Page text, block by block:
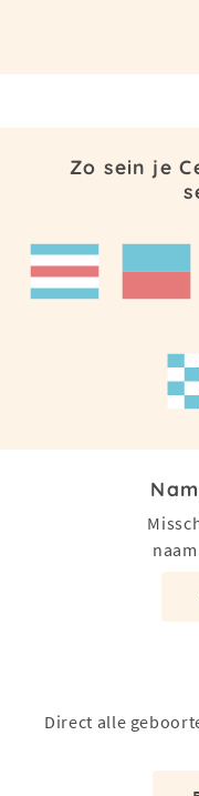
Zo sein je
Direct alle